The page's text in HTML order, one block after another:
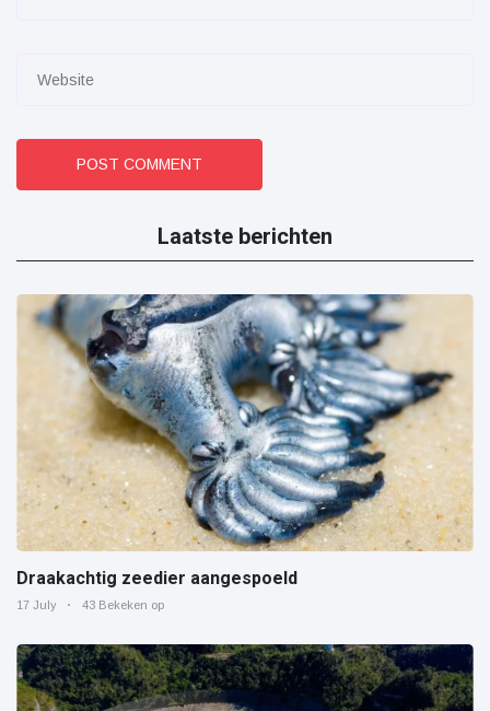
POST COMMENT
Laatste berichten
Draakachtig zeedier aangespoeld
17 July 43 Bekeken op